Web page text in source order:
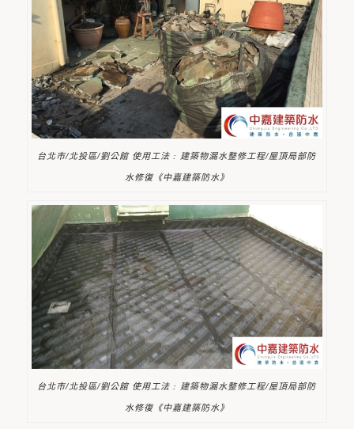
台北市/北投區/劉公館 使用工法 : 建築物漏水整修工程/屋頂局部防
水修復《中嘉建築防水》
台北市/北投區/劉公館 使用工法 : 建築物漏水整修工程/屋頂局部防
水修復《中嘉建築防水》